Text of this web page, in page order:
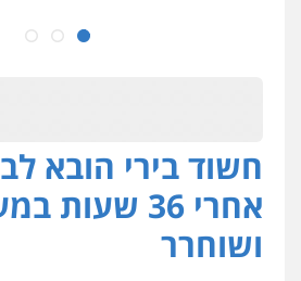
עו"ד אסף גונן
גל דהן – משרד עורך
פלילי פשיעה חמורה
וחקירות
0544723840
חשוד בירי הובא
אחרי 36 שעות
ושוחרר